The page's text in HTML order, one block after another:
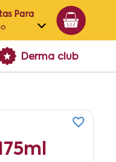
Para
Derma club